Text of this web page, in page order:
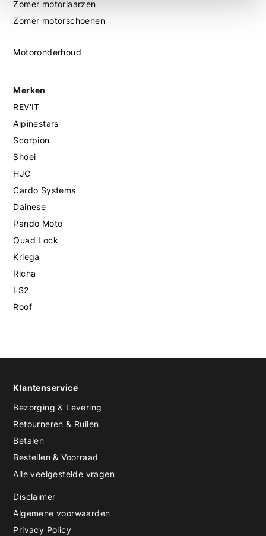
Zomer motorlaarzen
Zomer motorschoenen
Motoronderhoud
Merken
REV'IT
Alpinestars
Scorpion
Shoei
HJC
Cardo Systems
Dainese
Pando Moto
Quad Lock
Kriega
Richa
LS2
Roof
Klantenservice
Bezorging & Levering
Retourneren & Ruilen
Betalen
Bestellen & Voorraad
Alle veelgestelde vragen
Disclaimer
Algemene voorwaarden
Privacy Policy